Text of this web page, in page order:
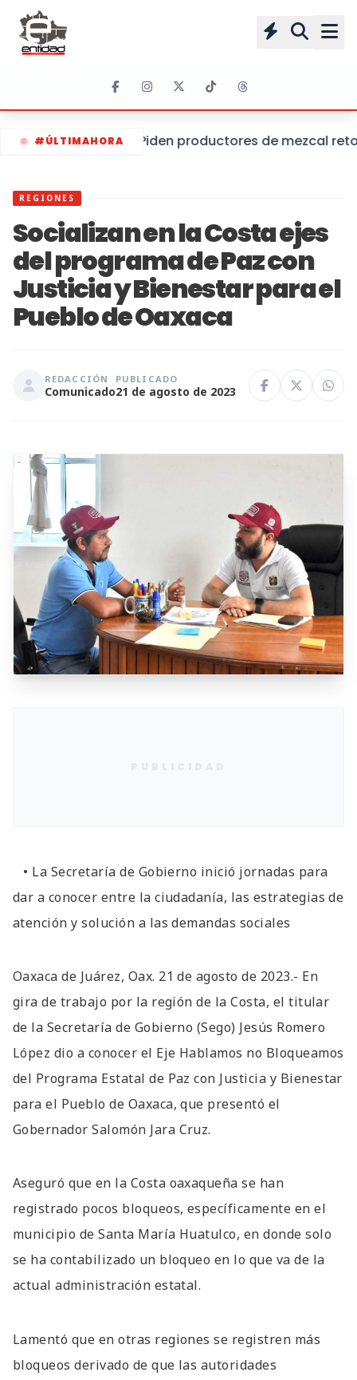
#ÚLTIMAHORA Piden productores de mezcal
REGIONES
Socializan en la Costa ejes
del programa de Paz con
Justicia y Bienestar para el
Pueblo de Oaxaca
REDACCIÓN
Comunicado
PUBLICADO
21 de agosto de 2023
• La Secretaría de Gobierno inició jornadas para
dar a conocer entre la ciudadanía, las estrategias de
atención y solución a las demandas sociales
Oaxaca de Juárez, Oax. 21 de agosto de 2023.- En
gira de trabajo por la región de la Costa, el titular
de la Secretaría de Gobierno (Sego) Jesús Romero
López dio a conocer el Eje Hablamos no Bloqueamos
del Programa Estatal de Paz con Justicia y Bienestar
para el Pueblo de Oaxaca, que presentó el
Gobernador Salomón Jara Cruz.
Aseguró que en la Costa oaxaqueña se han
registrado pocos bloqueos, específicamente en el
municipio de Santa María Huatulco, en donde solo
se ha contabilizado un bloqueo en lo que va de la
actual administración estatal.
Lamentó que en otras regiones se registren más
bloqueos derivado de que las autoridades